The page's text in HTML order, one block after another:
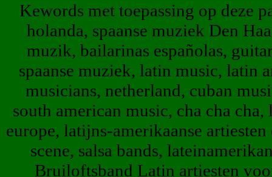
Kewords met toepassing op deze
holanda, spaanse muziek Den
muzik, bailarinas españolas,
spaanse muziek, latin music, latin
musicians, netherland, cuban
south american music, cha cha
europe, latijns-amerikaanse
scene, salsa bands,
Bruiloftsband Latin artiesten